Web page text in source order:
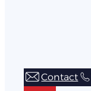
Contact